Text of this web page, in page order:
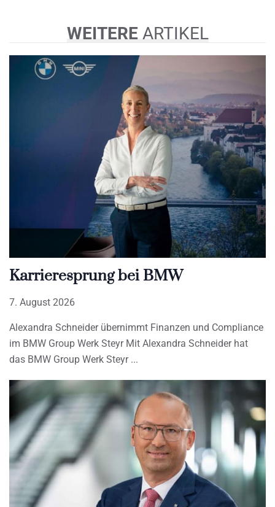
WEITEREARTIKEL
Karrieresprung bei BMW
7. August 2026
Alexandra Schneider übernimmt Finanzen und Compliance
im BMW Group Werk Steyr Mit Alexandra Schneider hat
das BMW Group Werk Steyr